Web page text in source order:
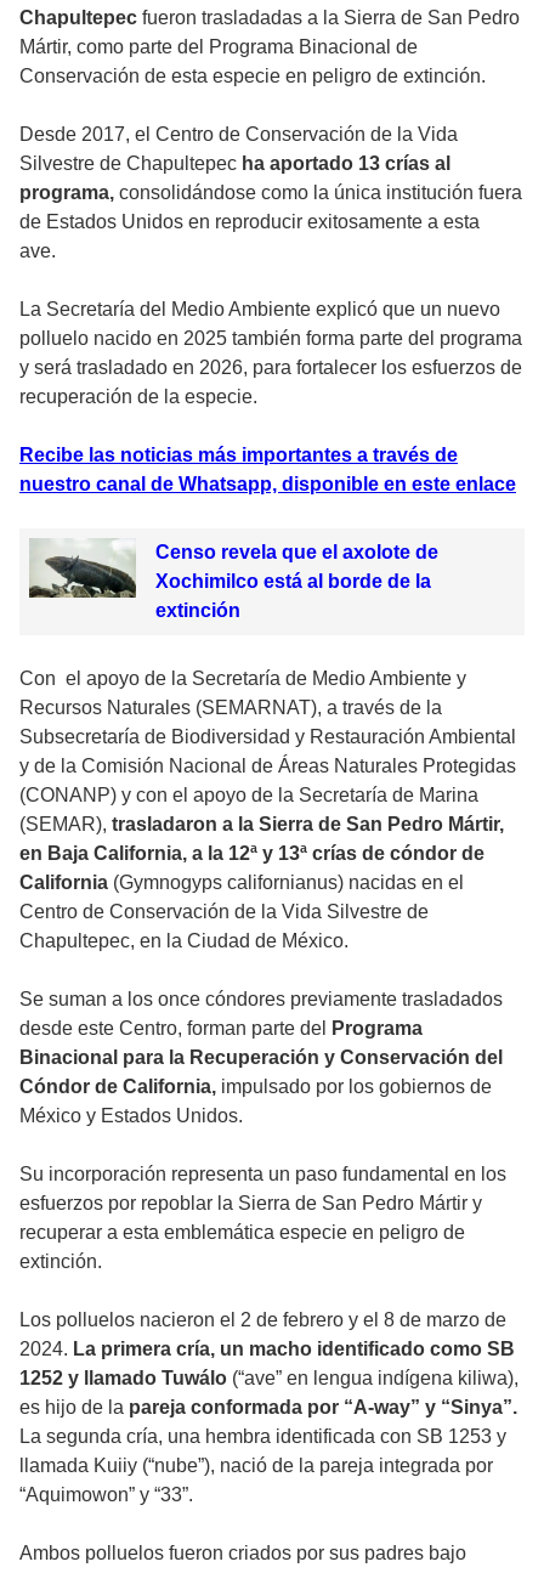
Chapultepec fueron trasladadas a la Sierra de San Pedro
Mártir, como parte del Programa Binacional de
Conservación de esta especie en peligro de extinción.
Desde 2017, el Centro de Conservación de la Vida
Silvestre de Chapultepec ha aportado 13 crías al
programa, consolidándose como la única institución fuera
de Estados Unidos en reproducir exitosamente a esta
ave.
La Secretaría del Medio Ambiente explicó que un nuevo
polluelo nacido en 2025 también forma parte del programa
y será trasladado en 2026, para fortalecer los esfuerzos de
recuperación de la especie.
Recibe las noticias más importantes a través de
nuestro canal de Whatsapp, disponible en este enlace
Censo revela que el axolote de
Xochimilco está al borde de la
extinción
Con el apoyo de la Secretaría de Medio Ambiente y
Recursos Naturales (SEMARNAT), a través de la
Subsecretaría de Biodiversidad y Restauración Ambiental
y de la Comisión Nacional de Áreas Naturales Protegidas
(CONANP) y con el apoyo de la Secretaría de Marina
(SEMAR), trasladaron a la Sierra de San Pedro Mártir,
en Baja California, a la 12ª y 13ª crías de cóndor de
California (Gymnogyps californianus) nacidas en el
Centro de Conservación de la Vida Silvestre de
Chapultepec, en la Ciudad de México.
Se suman a los once cóndores previamente trasladados
desde este Centro, forman parte del
Programa
Binacional para la Recuperación y Conservación del
Cóndor de California, impulsado por los gobiernos de
México y Estados Unidos.
Su incorporación representa un paso fundamental en los
esfuerzos por repoblar la Sierra de San Pedro Mártir y
recuperar a esta emblemática especie en peligro de
extinción.
Los polluelos nacieron el 2 de febrero y el 8 de marzo de
2024. La primera cría, un macho identificado como SB
1252 y llamado Tuwálo (“ave” en lengua indígena kiliwa),
es hijo de la pareja conformada por “A-way” y “Sinya”.
La segunda cría, una hembra identificada con SB 1253 y
llamada Kuiiy (“nube”), nació de la pareja integrada por
“Aquimowon” y “33”.
Ambos polluelos fueron criados por sus padres bajo